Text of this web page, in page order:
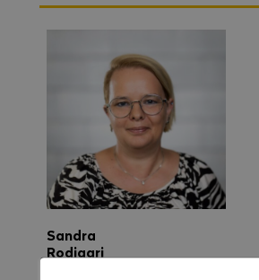
Sandra
Rodigari